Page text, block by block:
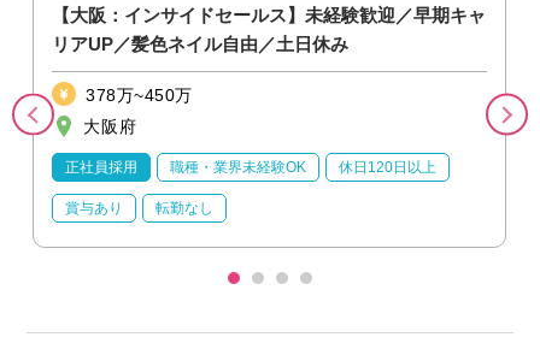
【大阪：インサイドセールス】未経験歓迎／早期キャ
リアUP／髪色ネイル自由／土日休み
378万~450万
大阪府
正社員採用 職種・業界未経験OK 休日120日以上
賞与あり 転勤なし